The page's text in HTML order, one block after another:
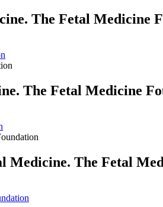
The Fetal Medicine
The Fetal Medicine
The Fetal